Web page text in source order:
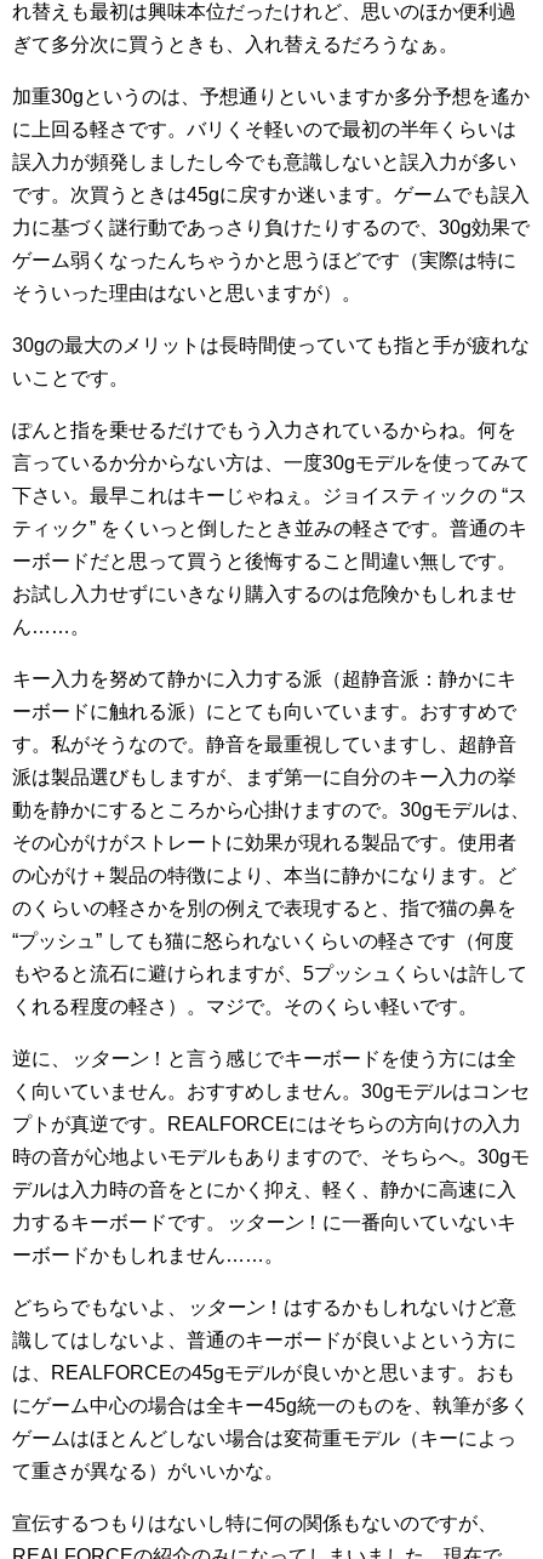
れ替えも最初は興味本位だったけれど、思いのほか便利過
ぎて多分次に買うときも、入れ替えるだろうなぁ。
加重30gというのは、予想通りといいますか多分予想を遙か
に上回る軽さです。バリくそ軽いので最初の半年くらいは
誤入力が頻発しましたし今でも意識しないと誤入力が多い
です。次買うときは45gに戻すか迷います。ゲームでも誤入
力に基づく謎行動であっさり負けたりするので、30g効果で
ゲーム弱くなったんちゃうかと思うほどです（実際は特に
そういった理由はないと思いますが）。
30gの最大のメリットは長時間使っていても指と手が疲れな
いことです。
ぽんと指を乗せるだけでもう入力されているからね。何を
言っているか分からない方は、一度30gモデルを使ってみて
下さい。最早これはキーじゃねぇ。ジョイスティックの “ス
ティック” をくいっと倒したとき並みの軽さです。普通のキ
ーボードだと思って買うと後悔すること間違い無しです。
お試し入力せずにいきなり購入するのは危険かもしれませ
ん……。
キー入力を努めて静かに入力する派（超静音派：静かにキ
ーボードに触れる派）にとても向いています。おすすめで
す。私がそうなので。静音を最重視していますし、超静音
派は製品選びもしますが、まず第一に自分のキー入力の挙
動を静かにするところから心掛けますので。30gモデルは、
その心がけがストレートに効果が現れる製品です。使用者
の心がけ＋製品の特徴により、本当に静かになります。ど
のくらいの軽さかを別の例えで表現すると、指で猫の鼻を
“プッシュ” しても猫に怒られないくらいの軽さです（何度
もやると流石に避けられますが、5プッシュくらいは許して
くれる程度の軽さ）。マジで。そのくらい軽いです。
逆に、 ッターン！ と言う感じでキーボードを使う方には全
く向いていません。おすすめしません。30gモデルはコンセ
プトが真逆です。REALFORCEにはそちらの方向けの入力
時の音が心地よいモデルもありますので、そちらへ。30gモ
デルは入力時の音をとにかく抑え、軽く、静かに高速に入
力するキーボードです。
ッターン！に一番向いていないキ
ーボードかもしれません……。
どちらでもないよ、 ッターン！ はするかもしれないけど意
識してはしないよ、普通のキーボードが良いよという方に
は、REALFORCEの45gモデルが良いかと思います。おも
にゲーム中心の場合は全キー45g統一のものを、執筆が多く
ゲームはほとんどしない場合は変荷重モデル（キーによっ
て重さが異なる）がいいかな。
宣伝するつもりはないし特に何の関係もないのですが、